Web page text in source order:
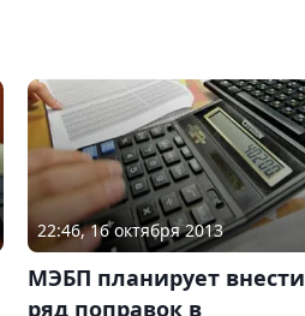
22:46, 16 октября 2013
МЭБП планирует внести
ряд поправок в